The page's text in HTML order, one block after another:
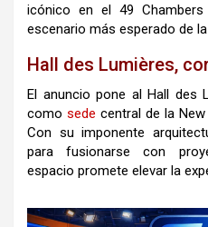
icónico en el 49
escenario más esperado de la
Hall des Lumières,
El anuncio pone al Hall des
como sede central de la New
Con su imponente
para fusionarse con
espacio promete elevar la